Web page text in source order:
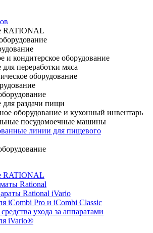
RATIONAL
и кондитерское оборудование
переработки мяса
оборудование
раздачи пищи
оборудование и кухонный инвентарь
посудомоечные машины
линии для пищевого
RATIONAL
Rational
Rational iVario
iCombi Pro и iCombi Classic
ухода за аппаратами
iVario®